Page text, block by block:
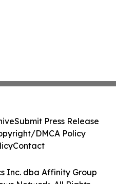
Inc. dba Affinity Group
Submit Press Release
DMCA Policy
Contact